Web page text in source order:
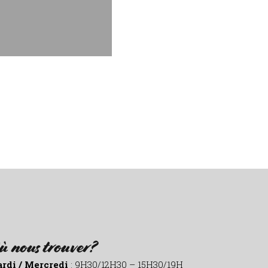
nous trouver?
/ Mercredi : 9H30/12H30 – 15H30/19H